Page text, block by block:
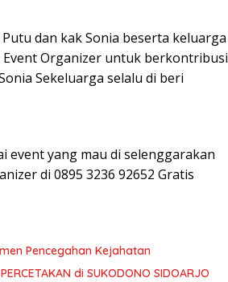
dan kak Sonia beserta keluarga
Event Organizer untuk berkontribusi
Sekeluarga selalu di beri
event yang mau di selenggarakan
di 0895 3236 92652 Gratis
Pencegahan Kejahatan
di SUKODONO SIDOARJO